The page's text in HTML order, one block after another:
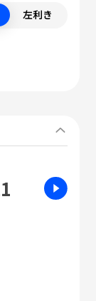
左利き